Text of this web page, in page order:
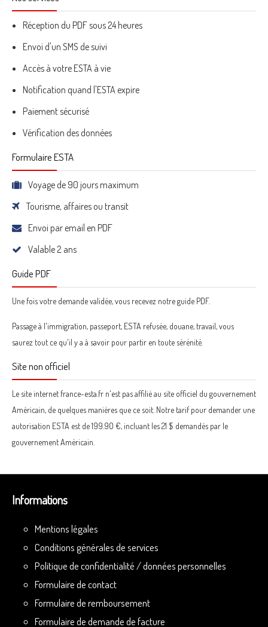
Réception du PDF sous 24 heures
Envoi d'un SMS de suivi
Accès à votre ESTA à vie
Notification quand l'ESTA expire
Paiement sécurisé
Vérification des données
Formulaire ESTA
Voyage de 90 jours maximum
Tourisme, affaires ou transit
Envoi par email en PDF
Valable 2 ans
Guide PDF
Une fois votre demande validée, vous recevez notre guide PDF.
Passage à l'immigration, passeport, ESTA refusée, douane, travail, vous
saurez tout ce qu'il y a à savoir pour partir en toute sérénité.
Site non officiel
Le site internet france-esta.fr n'est pas affilié au site officiel du gouvernement
Américain, de quelques manières que ce soit. Notre tarif pour demander une
autorisation ESTA est de 199.90 €, incluant les 21 $ demandés par le
gouvernement Américain.
Informations
Mentions légales
Conditions générales de services
Politique de confidentialité / données personnelles
Formulaire de contact
Formulaire de remboursement
Formulaire de demande de facture